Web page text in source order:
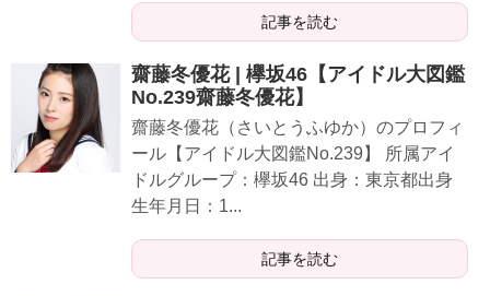
記事を読む
齋藤冬優花 | 欅坂46【アイドル大図鑑
No.239齋藤冬優花】
齋藤冬優花（さいとうふゆか）のプロフィ
ール【アイドル大図鑑No.239】 所属アイ
ドルグループ：欅坂46 出身：東京都出身
生年月日：1...
記事を読む